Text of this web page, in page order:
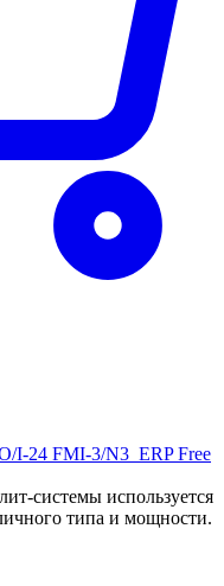
I-24 FMI-3/N3_ERP Free
системы используется
типа и мощности.